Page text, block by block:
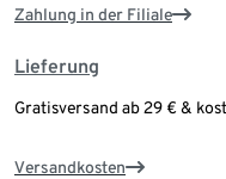
Zahlung in der Filiale
Lieferung
Gratisversand ab 29 € &
Versandkosten